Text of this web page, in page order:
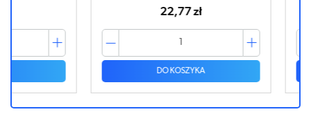
22,77 zł
DO KOSZYKA